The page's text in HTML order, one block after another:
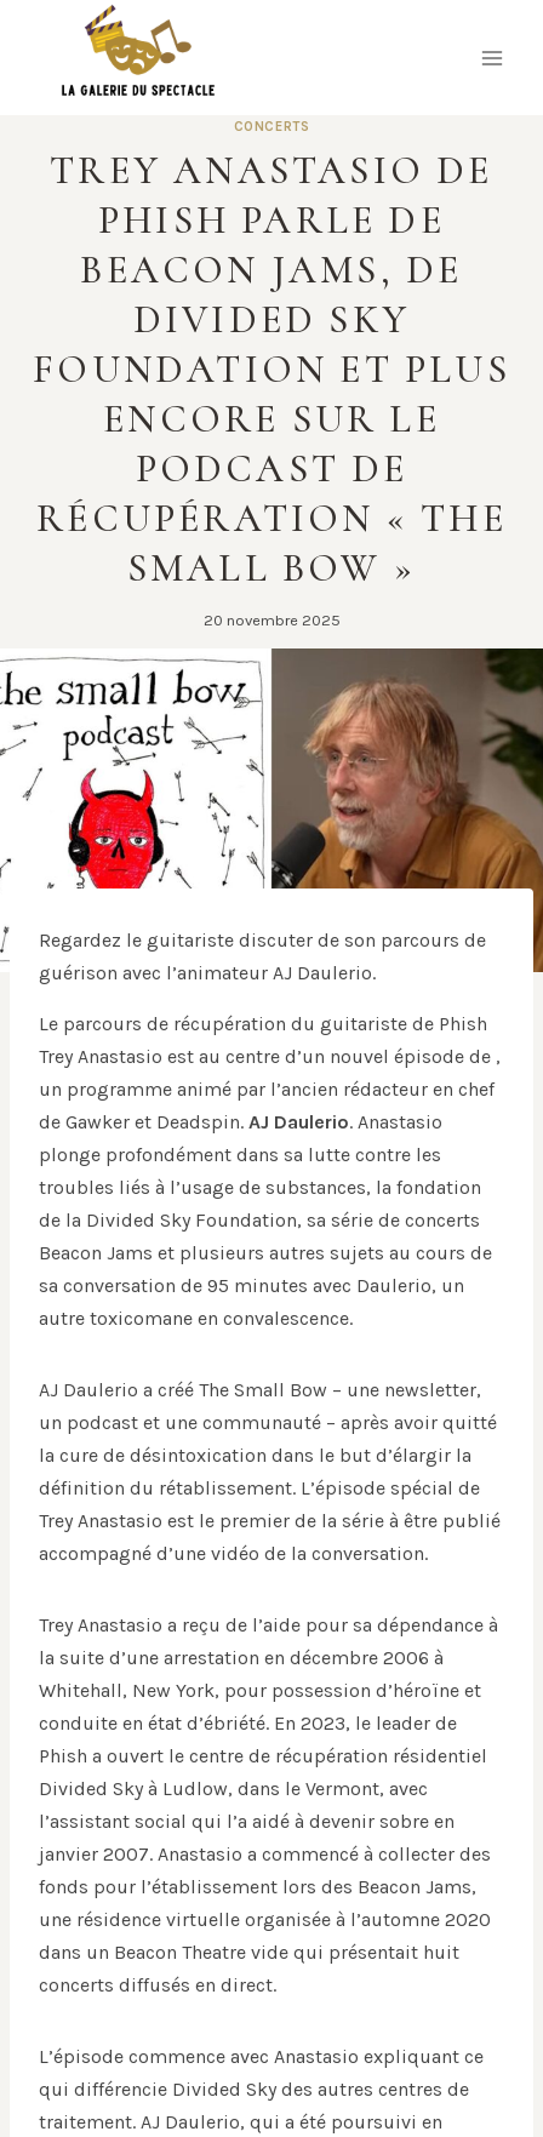
content
CONCERTS
TREY ANASTASIO DE
PHISH PARLE DE
BEACON JAMS, DE
DIVIDED SKY
FOUNDATION ET PLUS
ENCORE SUR LE
PODCAST DE
RÉCUPÉRATION « THE
SMALL BOW »
20 novembre 2025
Regardez le guitariste discuter de son parcours de
guérison avec l’animateur AJ Daulerio.
Le parcours de récupération du guitariste de Phish
Trey Anastasio est au centre d’un nouvel épisode de ,
un programme animé par l’ancien rédacteur en chef
de Gawker et Deadspin. AJ Daulerio. Anastasio
plonge profondément dans sa lutte contre les
troubles liés à l’usage de substances, la fondation
de la Divided Sky Foundation, sa série de concerts
Beacon Jams et plusieurs autres sujets au cours de
sa conversation de 95 minutes avec Daulerio, un
autre toxicomane en convalescence.
AJ Daulerio a créé The Small Bow – une newsletter,
un podcast et une communauté – après avoir quitté
la cure de désintoxication dans le but d’élargir la
définition du rétablissement. L’épisode spécial de
Trey Anastasio est le premier de la série à être publié
accompagné d’une vidéo de la conversation.
Trey Anastasio a reçu de l’aide pour sa dépendance à
la suite d’une arrestation en décembre 2006 à
Whitehall, New York, pour possession d’héroïne et
conduite en état d’ébriété. En 2023, le leader de
Phish a ouvert le centre de récupération résidentiel
Divided Sky à Ludlow, dans le Vermont, avec
l’assistant social qui l’a aidé à devenir sobre en
janvier 2007. Anastasio a commencé à collecter des
fonds pour l’établissement lors des Beacon Jams,
une résidence virtuelle organisée à l’automne 2020
dans un Beacon Theatre vide qui présentait huit
concerts diffusés en direct.
L’épisode commence avec Anastasio expliquant ce
qui différencie Divided Sky des autres centres de
traitement. AJ Daulerio, qui a été poursuivi en